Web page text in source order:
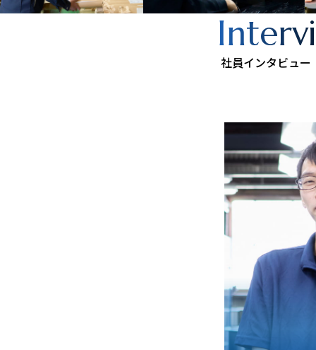
社員インタビュー